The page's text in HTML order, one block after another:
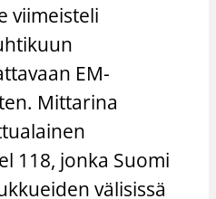
viimeisteli
EM-
Mittarina
118, jonka Suomi
välisissä